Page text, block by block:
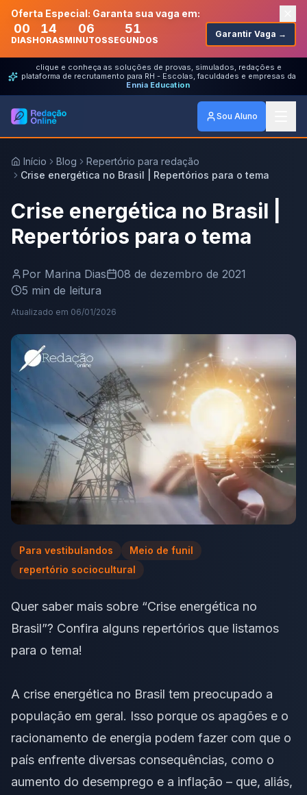
Oferta Especial: Garanta sua vaga em:
00
DIAS
14
HORAS
06
MINUTOS
51
SEGUNDOS
Garantir Vaga →
clique e conheça as soluções de provas, simulados, redações e
plataforma de recrutamento para RH - Escolas, faculdades e empresas da
Ennia Education
Sou Aluno
Início Blog
Repertório para redação
Crise energética no Brasil | Repertórios para o tema
Crise energética no Brasil |
Repertórios para o tema
Por Marina Dias
08 de dezembro de 2021
5 min de leitura
Atualizado em 06/01/2026
Para vestibulandos
Meio de funil
repertório sociocultural
Quer saber mais sobre “Crise energética no
Brasil”? Confira alguns repertórios que listamos
para o tema!
A crise energética no Brasil tem preocupado a
população em geral. Isso porque os apagões e o
racionamento de energia podem fazer com que o
país enfrente diversas consequências, como o
aumento do desemprego e a inflação – que, aliás,